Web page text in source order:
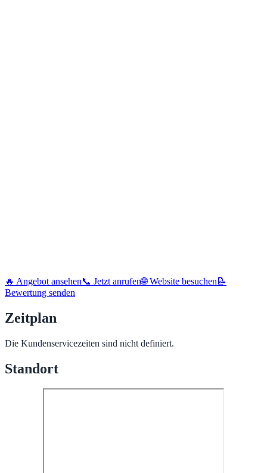
🔥 Angebot ansehen📞 Jetzt anrufen🌐 Website besuchen 📝
Bewertung senden
Zeitplan
Die Kundenservicezeiten sind nicht definiert.
Standort